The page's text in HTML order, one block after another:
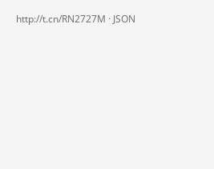
http://t.cn/RN2727M · JSON